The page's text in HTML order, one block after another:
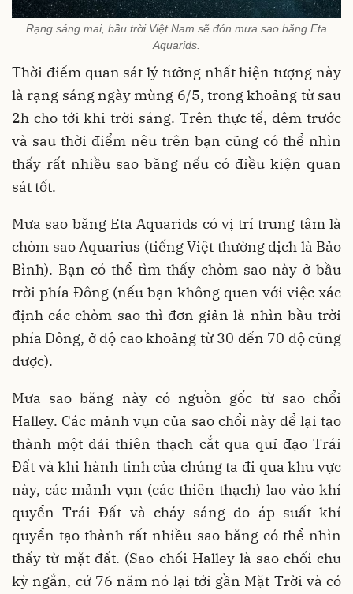
Rạng sáng mai, bầu trời Việt Nam sẽ đón mưa sao băng Eta
Aquarids.
Thời điểm quan sát lý tưởng nhất hiện tượng này
là rạng sáng ngày mùng 6/5, trong khoảng từ sau
2h cho tới khi trời sáng. Trên thực tế, đêm trước
và sau thời điểm nêu trên bạn cũng có thể nhìn
thấy rất nhiều sao băng nếu có điều kiện quan
sát tốt.
Mưa sao băng Eta Aquarids có vị trí trung tâm là
chòm sao Aquarius (tiếng Việt thường dịch là Bảo
Bình). Bạn có thể tìm thấy chòm sao này ở bầu
trời phía Đông (nếu bạn không quen với việc xác
định các chòm sao thì đơn giản là nhìn bầu trời
phía Đông, ở độ cao khoảng từ 30 đến 70 độ cũng
được).
Mưa sao băng này có nguồn gốc từ sao chổi
Halley. Các mảnh vụn của sao chổi này để lại tạo
thành một dải thiên thạch cắt qua quĩ đạo Trái
Đất và khi hành tinh của chúng ta đi qua khu vực
này, các mảnh vụn (các thiên thạch) lao vào khí
quyển Trái Đất và cháy sáng do áp suất khí
quyển tạo thành rất nhiều sao băng có thể nhìn
thấy từ mặt đất. (Sao chổi Halley là sao chổi chu
kỳ ngắn, cứ 76 năm nó lại tới gần Mặt Trời và có